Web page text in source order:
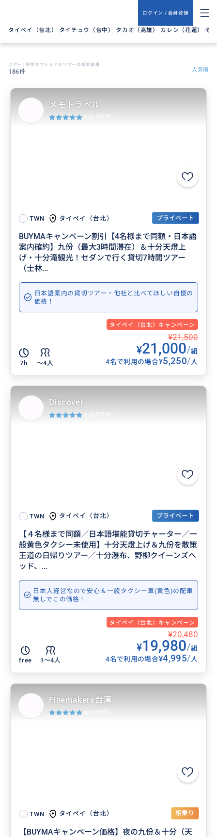
ログイン / 会員登録
タイペイ（台北） タイチュウ（台中） タカオ（高雄） カレン（花蓮） そ
ツアー | 現地オプショナルツアーの検索結果
186件 人気順
TWN タイペイ（台北） プライベート
BUYMAキャンペーン割引【4名様まで同額・日本語
案内確約】九份（最大3時間滞在）＆十分天燈上
げ・十分滝観光！セダンで行く貸切7時間ツアー
（士林...
日本語案内の貸切ツアー・他社と比べてほしい自慢の
価格！
タイペイ（台北）キャンペーン
7h 〜4人
¥21,500
¥21,000/組
4名で利用の場合¥5,250/人
メモトラベル
5.0 (987件)
TWN タイペイ（台北） プライベート
【４名様まで同額／日本語堪能貸切チャーター／一
般黄色タクシー未使用】十分天燈上げ＆九份を散策
王道の日帰りツアー／十分瀑布、野柳クイーンズヘ
ッド、...
日本人経営なので安心＆一般タクシー車(黄色)の配車
無しでこの価格！
タイペイ（台北）キャンペーン
free 1〜4人
¥20,480
¥19,980/組
4名で利用の場合¥4,995/人
Discover
5.0 (435件)
TWN タイペイ（台北） 相乗り
【BUYMAキャンペーン価格】夜の九份＆十分（天
Finemakers台湾
4.9 (45件)